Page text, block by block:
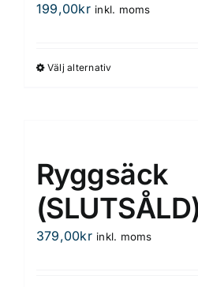
199,00kr inkl. moms
Välj alternativDen
varianter.
De
olika
alternativen
Ryggsäck
379,00kr inkl. moms